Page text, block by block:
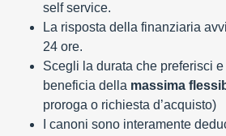
self service.
La risposta della finanziaria
24 ore.
Scegli la durata che preferisci
beneficia della massima
proroga o richiesta d’acquisto)
I canoni sono interamente